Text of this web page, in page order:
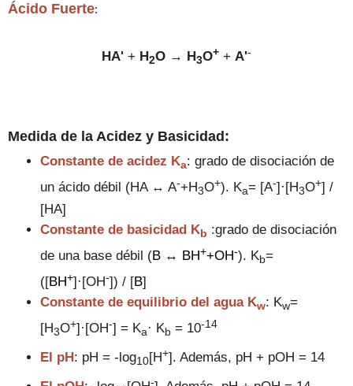
Ácido Fuerte:
HA' + H2O → H3O+ + A'-
Medida de la Acidez y Basicidad:
Constante de acidez Ka: grado de disociación de
un ácido débil (HA ↔ A-+H3O+). Ka= [A-]·[H3O+] /
[HA]
Constante de basicidad
Kb :grado de disociación
de una base débil (B ↔ BH++OH-). Kb=
([BH+]·[OH-]) / [B]
Constante de equilibrio del aguaKw: Kw=
[H3O+]·[OH-] = Ka· Kb = 10-14
El pH: pH = -log10[H+]. Además, pH + pOH = 14
-